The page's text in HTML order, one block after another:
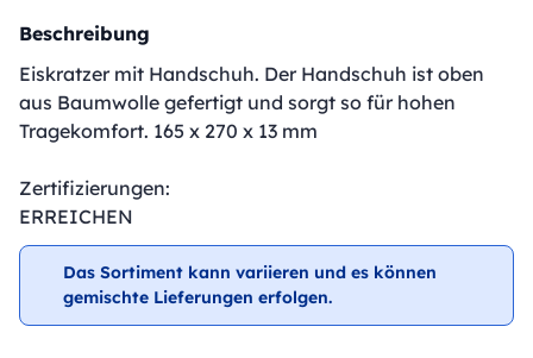
Beschreibung
Eiskratzer mit Handschuh. Der Handschuh ist oben
aus Baumwolle gefertigt und sorgt so für hohen
Tragekomfort. 165 x 270 x 13 mm
Zertifizierungen:
ERREICHEN
Das Sortiment kann variieren und es können
gemischte Lieferungen erfolgen.